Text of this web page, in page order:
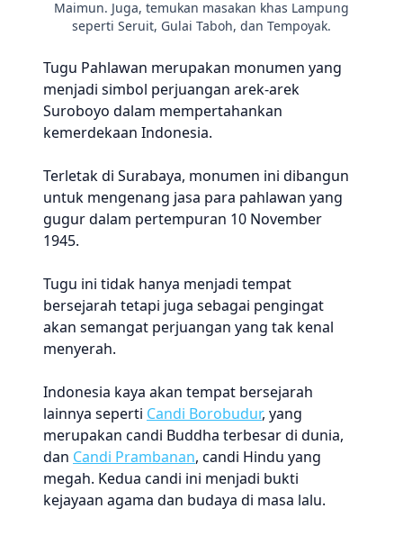
Maimun. Juga, temukan masakan khas Lampung
seperti Seruit, Gulai Taboh, dan Tempoyak.
Tugu Pahlawan merupakan monumen yang
menjadi simbol perjuangan arek-arek
Suroboyo dalam mempertahankan
kemerdekaan Indonesia.
Terletak di Surabaya, monumen ini dibangun
untuk mengenang jasa para pahlawan yang
gugur dalam pertempuran 10 November
1945.
Tugu ini tidak hanya menjadi tempat
bersejarah tetapi juga sebagai pengingat
akan semangat perjuangan yang tak kenal
menyerah.
Indonesia kaya akan tempat bersejarah
lainnya seperti Candi Borobudur, yang
merupakan candi Buddha terbesar di dunia,
dan Candi Prambanan, candi Hindu yang
megah. Kedua candi ini menjadi bukti
kejayaan agama dan budaya di masa lalu.